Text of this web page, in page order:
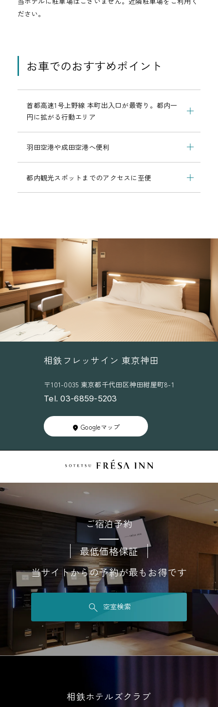
ださい。
お車でのおすすめポイント
首都高速1号上野線 本町出入口が最寄り。都内一
円に拡がる行動エリア
羽田空港や成田空港へ便利
都内観光スポットまでのアクセスに至便
相鉄フレッサイン 東京神田
〒101-0035 東京都千代田区神田紺屋町8-1
Tel. 03-6859-5203
Googleマップ
ご宿泊予約
最低価格保証
当サイトからの予約が最もお得です
空室検索
相鉄ホテルズクラブ